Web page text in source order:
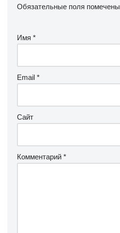
Обязательные поля помечены
Имя *
Email *
Сайт
Комментарий *